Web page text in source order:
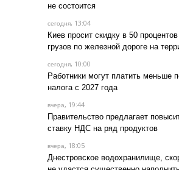
не состоится
сегодня, 13:04
Киев просит скидку в 50
грузов по железной дороге на
сегодня, 10:00
Работники могут платить меньше
налога с 2027 года
вчера, 19:44
Правительство предлагает
ставку НДС на ряд продуктов
вчера, 18:05
Днестровское водохранилище,